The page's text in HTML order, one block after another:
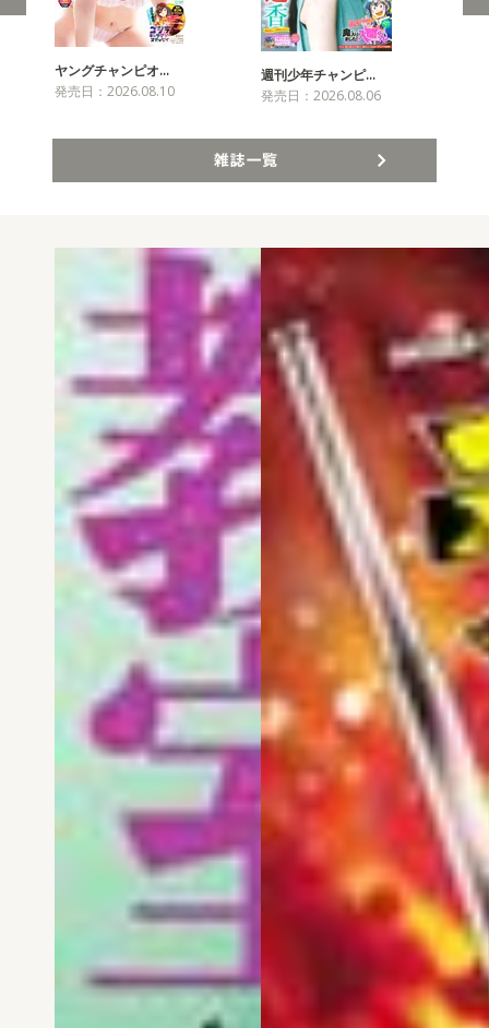
ヤングチャンピオ…
発売日：2026.08.10
週刊少年チャンピ…
発売日：2026.08.06